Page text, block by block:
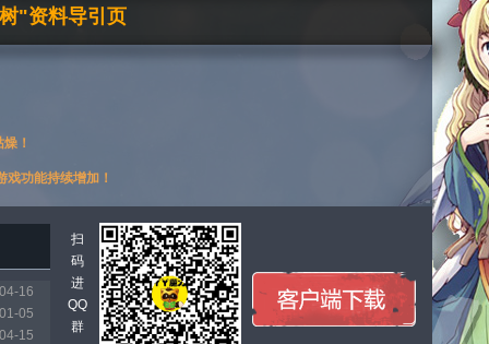
"资料导引页
！
戏功能持续增加！
16
05
15
扫
码
进
QQ
群